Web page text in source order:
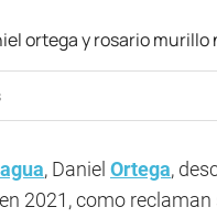
, Daniel Ortega,
2021, como